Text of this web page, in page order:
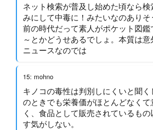
ネット検索が普及し始めた頃なら
みにして中毒に！みたいなのあり
前の時代だって素人がポケット図鑑
～とかどうせあるでしょ。本質は
ニュースなのでは
15: mohno
キノコの毒性は判別しにくいと聞く
のときでも栄養価がほとんどなくて
く、食品として販売されているも
す気がしない。